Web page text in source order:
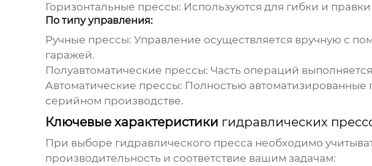
Горизонтальные прессы: Используются для гибки и
По типу управления:
Ручные прессы: Управление осуществляется вручную с
гаражей.
Полуавтоматические прессы: Часть операций
Автоматические прессы: Полностью автоматизированные
серийном производстве.
Ключевые характеристики гидравлических
При выборе гидравлического пресса необходимо
производительность и соответствие вашим задачам: